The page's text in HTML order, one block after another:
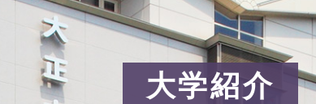
大学紹介